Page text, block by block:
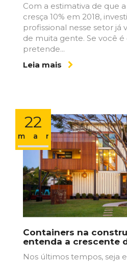
Com a estimativa de que
cresça 10% em 2018,
profissional nesse setor já
de muita gente. Se você
pretende...
Leia mais
22
mar
Containers na
entenda a crescente
Nos últimos tempos, seja